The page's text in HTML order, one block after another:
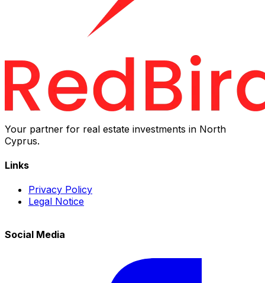
Your partner for real estate investments in North
Cyprus.
Links
Privacy Policy
Legal Notice
Social Media